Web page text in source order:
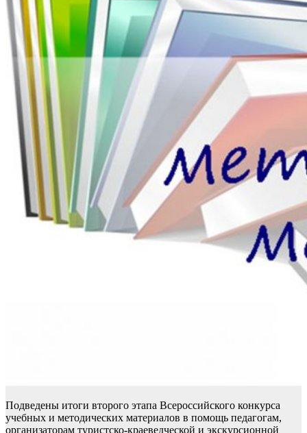
Подведены итоги второго этапа Всероссийского конкурса
учебных и методических материалов в помощь педагогам,
организаторам туристско-краеведческой и экскурсионной